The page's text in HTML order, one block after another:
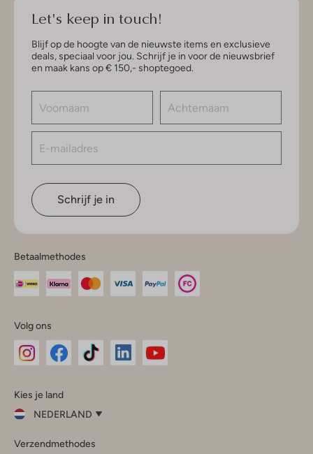
Let's keep in touch!
Blijf op de hoogte van de nieuwste items en exclusieve
deals, speciaal voor jou. Schrijf je in voor de nieuwsbrief
en maak kans op € 150,- shoptegoed.
Schrijf je in
Betaalmethodes
Volg ons
InstagramFacebook
Kies je land
NEDERLAND
je
Verzendmethodes